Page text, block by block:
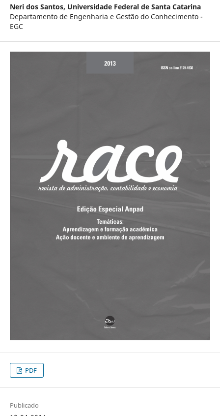
Neri dos Santos, Universidade Federal de Santa Catarina
Departamento de Engenharia e Gestão do Conhecimento -
EGC
PDF
Publicado